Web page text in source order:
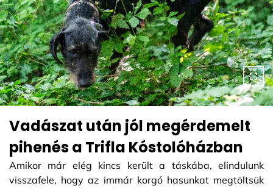
Vadászat után jól megérdemelt
pihenés a Trifla Kóstolóházban
Amikor már elég kincs került a táskába, elindulunk
visszafele, hogy az immár korgó hasunkat megtöltsük